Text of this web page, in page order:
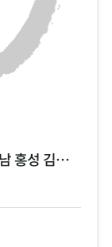
[두레생협 농산팀 특파원 보고 4탄 : 충남 홍성 김장 채소 필지 점검 현황 공유]